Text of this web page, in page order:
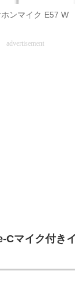
ンマイク E57 W
advertisement
Cマイク付き